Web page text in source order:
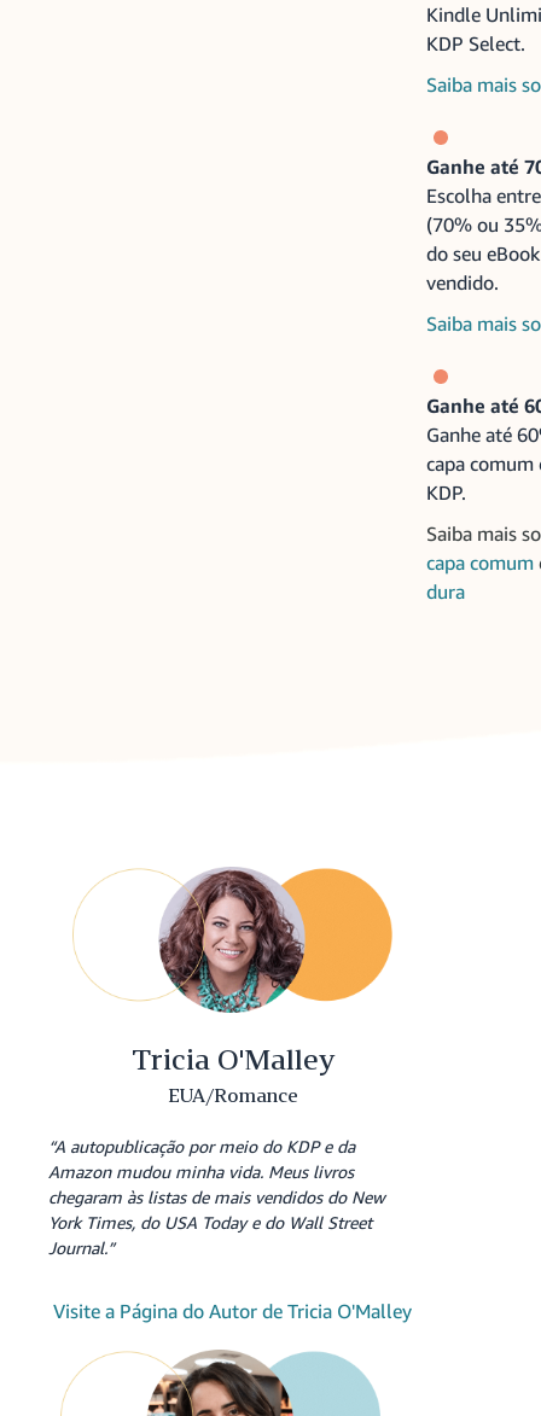
Kindle
KDP Select.
Saiba mais
Ganhe até
Escolha
(70% ou
do seu
vendido.
Saiba mais
Ganhe até
Ganhe até
capa comum
KDP.
Saiba mais
capa comum
dura
Tricia O'Malley
EUA/Romance
“A autopublicação por meio do KDP e da
Amazon mudou minha vida. Meus livros
chegaram às listas de mais vendidos do New
York Times, do USA Today e do Wall Street
Journal.”
Visite a Página do Autor de Tricia O'Malley